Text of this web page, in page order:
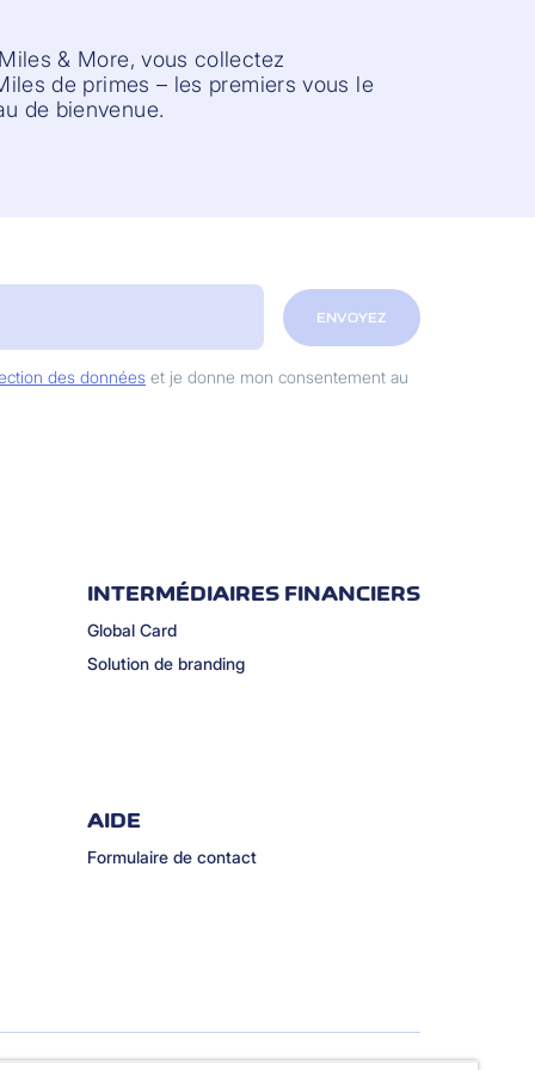
& More, vous collectez
de primes – les premiers vous le
de bienvenue.
des données et je donne mon consentement au
ENVOYEZ
INTERMÉDIAIRES FINANCIERS
Global Card
Solution de branding
AIDE
Formulaire de contact